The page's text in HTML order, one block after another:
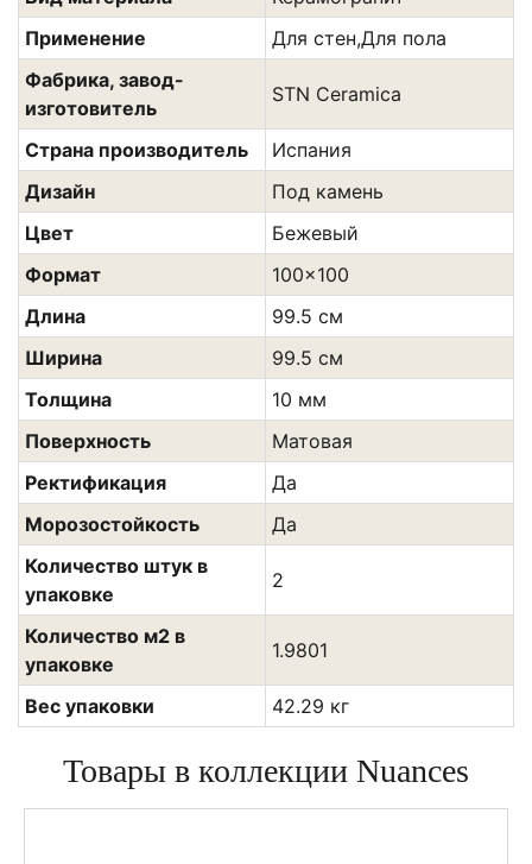
Применение
Для стен,Для пола
Фабрика, завод-
изготовитель
STN Ceramica
Страна производитель
Испания
Дизайн
Под камень
Цвет
Бежевый
Формат
100x100
Длина
99.5 см
Ширина
99.5 см
Толщина
10 мм
Поверхность
Матовая
Ректификация
Да
Морозостойкость
Да
Количество штук в
упаковке
2
Количество м2 в
упаковке
1.9801
Вес упаковки 42.29 кг
Товары в коллекции Nuances